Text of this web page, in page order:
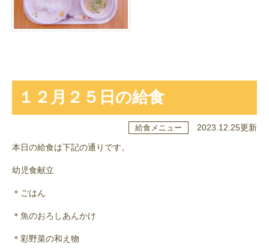
１２月２５日の給食
給食メニュー 2023.12.25更新
本日の給食は下記の通りです。
幼児食献立
＊ごはん
＊魚のおろしあんかけ
＊彩野菜の和え物